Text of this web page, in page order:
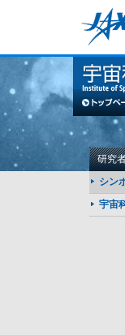
このページの本文へ
研究
シン
宇宙